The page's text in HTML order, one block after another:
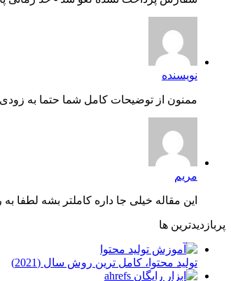
نویسنده
ممنون از توضیحات کامل شما حتما به
مریم
این مقاله خیلی جا داره کاملتر بشه لطفا
پربازدیدترین ها
توليد محتوا، کامل ترین روش سال (2021)